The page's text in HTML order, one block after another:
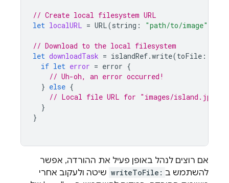
// Create local filesystem URL
let localURL = URL(string : "path/to/image"
// Download to the local filesystem
let downloadTask = islandRef.write(toFile :
if let error = error {
// Uh-oh, an error occurred!
} else {
// Local file URL for "images/island.jpg"
}
}
אם רוצים לנהל באופן פעיל את ההורדה, אפשר
להשתמש ב writeToFile: שיטה ולעקוב אחרי